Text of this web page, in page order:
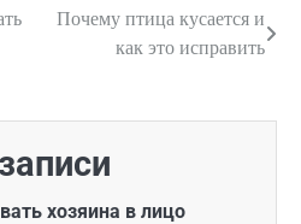
Почему птица кусается и
как это исправить
хозяина в лицо